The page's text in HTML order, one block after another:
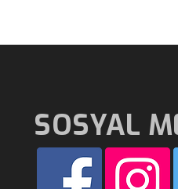
SOSYAL